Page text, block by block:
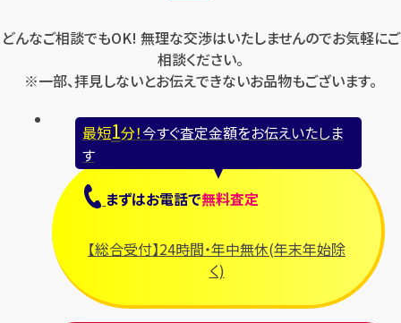
どんなご相談でもOK! 無理な交渉はいたしませんのでお気軽にご
相談ください。
※一部、拝見しないとお伝えできないお品物もございます。
最短1分！今すぐ査定金額をお伝えいたしま
す
まずはお電話で無料査定
【総合受付】24時間・年中無休(年末年始除
く)